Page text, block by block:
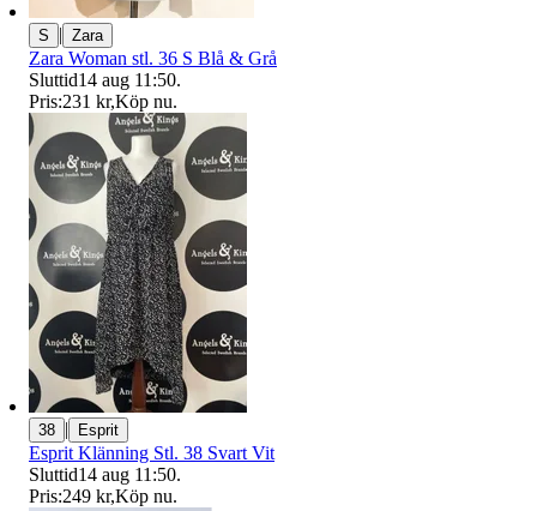
S | Zara
Zara Woman stl. 36 S Blå & Grå
Sluttid14 aug 11:50.
Pris:231 kr,Köp nu.
38 | Esprit
Esprit Klänning Stl. 38 Svart Vit
Sluttid14 aug 11:50.
Pris:249 kr,Köp nu.